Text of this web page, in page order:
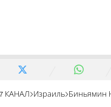
7 КАНАЛ Израиль Биньямин